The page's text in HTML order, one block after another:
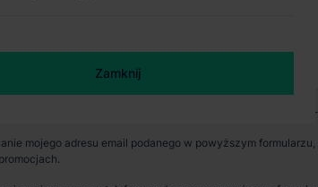
Zamknij
z o. o. z siedzibą w Warszawie, Rondo Daszyńskiego 1,
mojego adresu email podanego w powyższym
Zamknij